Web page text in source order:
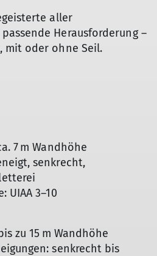
aller
Herausforderung –
mit oder ohne Seil.
7 m Wandhöhe
senkrecht,
UIAA 3–10
zu 15 m Wandhöhe
senkrecht bis